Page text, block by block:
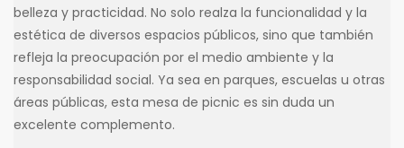
belleza y practicidad. No solo realza la funcionalidad y la
estética de diversos espacios públicos, sino que también
refleja la preocupación por el medio ambiente y la
responsabilidad social. Ya sea en parques, escuelas u otras
áreas públicas, esta mesa de picnic es sin duda un
excelente complemento.